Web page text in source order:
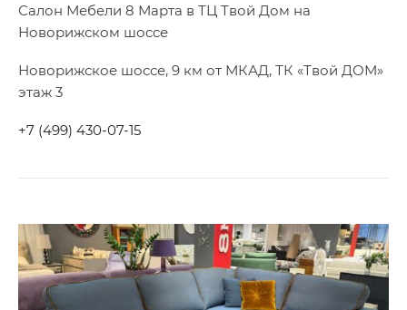
Салон Мебели 8 Марта в ТЦ Твой Дом на
Новорижском шоссе
Новорижское шоссе, 9 км от МКАД, ТК «Твой ДОМ»
этаж 3
+7 (499) 430-07-15